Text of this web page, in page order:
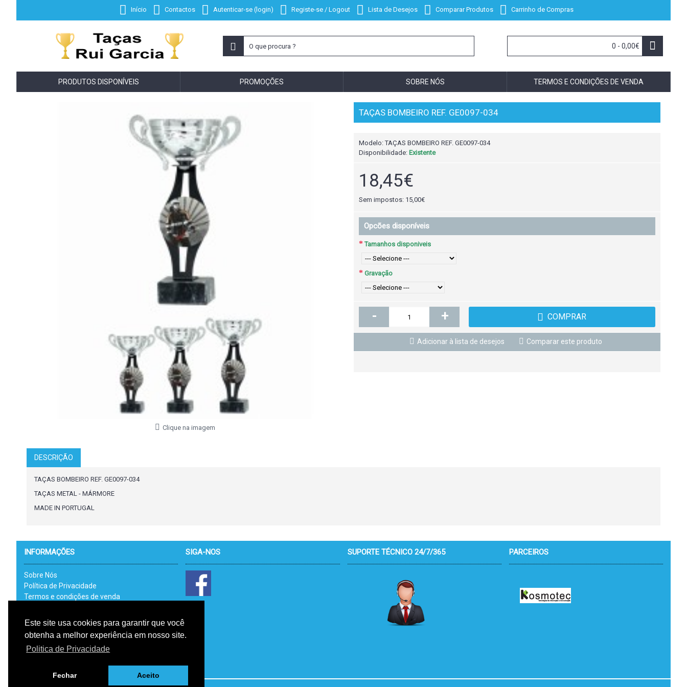
Este site usa cookies para garantir que você
obtenha a melhor experiência em nosso site.
Politica de Privacidade
Fechar Aceito
Início Contactos Autenticar-se (login) Registe-se / Logout Lista de Desejos Comparar Produtos Carrinho de Compras
0 - 0,00€
PRODUTOS DISPONÍVEIS PROMOÇÕES SOBRE NÓS TERMOS E CONDIÇÕES DE VENDA
Clique na imagem
TAÇAS BOMBEIRO REF. GE0097-034
Modelo:TAÇAS BOMBEIRO REF. GE0097-034
Disponibilidade: Existente
18,45€
Sem impostos: 15,00€
Opcões disponíveis
Tamanhos disponiveis
Gravação
- + COMPRAR
Adicionar à lista de desejos Comparar este produto
DESCRIÇÃO
TAÇAS BOMBEIRO REF. GE0097-034
TAÇAS METAL - MÁRMORE
MADE IN PORTUGAL
INFORMAÇÕES
Sobre Nós
Política de Privacidade
Termos e condições de venda
Link Uteis - RAL
Livro de Reclamações Electrónico
RGPD
SIGA-NOS SUPORTE TÉCNICO 24/7/365 PARCEIROS